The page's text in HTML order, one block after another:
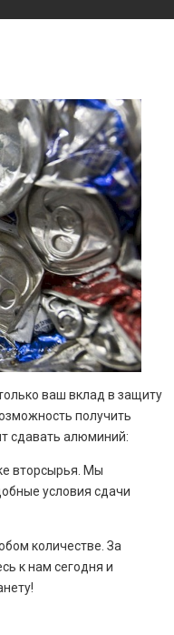
ваш вклад в защиту
получить
сдавать алюминий:
вторсырья. Мы
условия сдачи
количестве. За
к нам сегодня и